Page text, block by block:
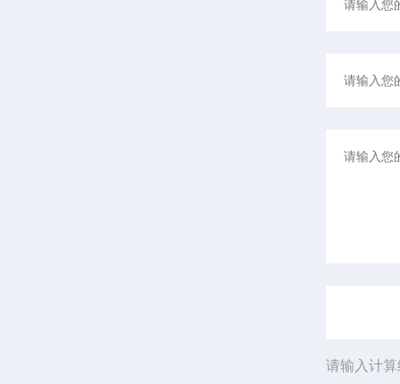
请输入计